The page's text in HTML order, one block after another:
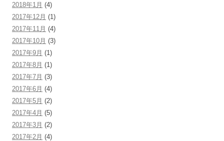
2018年1月 (4)
2017年12月 (1)
2017年11月 (4)
2017年10月 (3)
2017年9月 (1)
2017年8月 (1)
2017年7月 (3)
2017年6月 (4)
2017年5月 (2)
2017年4月 (5)
2017年3月 (2)
2017年2月 (4)